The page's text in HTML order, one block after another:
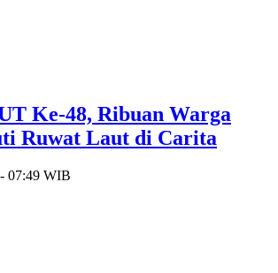
Ke-48, Ribuan Warga
Ruwat Laut di Carita
07:49 WIB